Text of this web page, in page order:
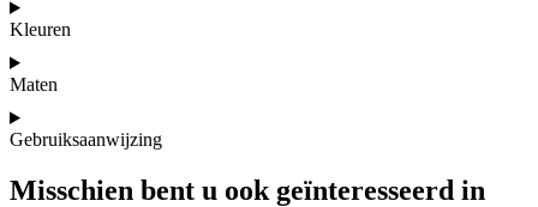
Kleuren
Maten
Gebruiksaanwijzing
Misschien bent u ook geïnteresseerd in